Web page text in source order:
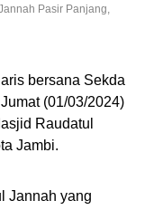
Pasir Panjang,
bersana Sekda
(01/03/2024)
Raudatul
Jambi.
Jannah yang